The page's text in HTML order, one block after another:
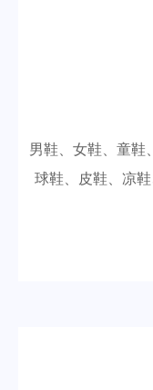
男鞋、女鞋、童鞋
球鞋、皮鞋、凉